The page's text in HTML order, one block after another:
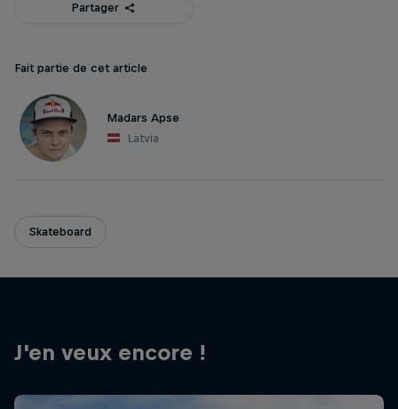
Partager
Fait partie de cet article
Madars Apse
Latvia
Skateboard
J'en veux encore !